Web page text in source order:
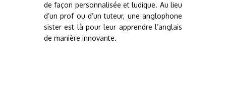
de façon personnalisée et ludique. Au lieu
d’un prof ou d’un tuteur, une anglophone
sister est là pour leur apprendre l’anglais
de manière innovante.